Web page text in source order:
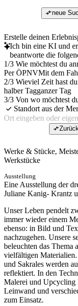
neue
Erstelle deinen
Ich bin eine KI und
beantworte die
1/3 Wie möchtest du
Per ÖPNVMit dem
2/3 Wieviel Zeit hast
halber Tagganzer Tag
3/3 Von wo möchtest
Standort aus der
Werke & Stücke,
Werkstücke
Ausstellung
Eine Ausstellung der
Juliane Kanig- Krantz
Unser Leben pendelt
immer wieder einem
ebenso: in Bild und
nachzugehen. Unsere
beleuchten das Thema
vielfältigen Materialien.
und Sakrales werden
reflektiert. In den
Malerei und Upcycling
Leinwand und
zum Einsatz.